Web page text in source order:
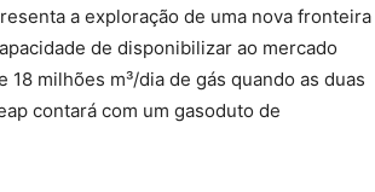
a exploração de uma nova fronteira
de disponibilizar ao mercado
milhões m³/dia de gás quando as duas
contará com um gasoduto de